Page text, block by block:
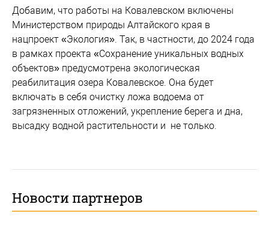
Добавим, что работы на Ковалевском включены
Министерством природы Алтайского края в
нацпроект «Экология». Так, в частности, до 2024 года
в рамках проекта «Сохранение уникальных водных
объектов» предусмотрена экологическая
реабилитация озера Ковалевское. Она будет
включать в себя очистку ложа водоема от
загрязненных отложений, укрепление берега и дна,
высадку водной растительности и не только.
Новости партнеров